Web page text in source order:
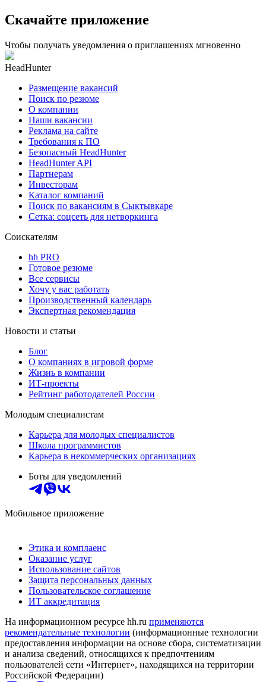
Скачайте приложение
Чтобы получать уведомления о приглашениях мгновенно
HeadHunter
Размещение вакансий
Поиск по резюме
О компании
Наши вакансии
Реклама на сайте
Требования к ПО
Безопасный HeadHunter
HeadHunter API
Партнерам
Инвесторам
Каталог компаний
Поиск по вакансиям в Сыктывкаре
Сетка: соцсеть для нетворкинга
Соискателям
hh PRO
Готовое резюме
Все сервисы
Хочу у вас работать
Производственный календарь
Экспертная рекомендация
Новости и статьи
Блог
О компаниях в игровой форме
Жизнь в компании
ИТ-проекты
Рейтинг работодателей России
Молодым специалистам
Карьера для молодых специалистов
Школа программистов
Карьера в некоммерческих организациях
Боты для уведомлений
Мобильное приложение
Этика и комплаенс
Оказание услуг
Использование сайтов
Защита персональных данных
Пользовательское соглашение
ИТ аккредитация
На информационном ресурсе hh.ru применяются
рекомендательные технологии (информационные технологии
предоставления информации на основе сбора, систематизации
и анализа сведений, относящихся к предпочтениям
пользователей сети «Интернет», находящихся на территории
Российской Федерации)